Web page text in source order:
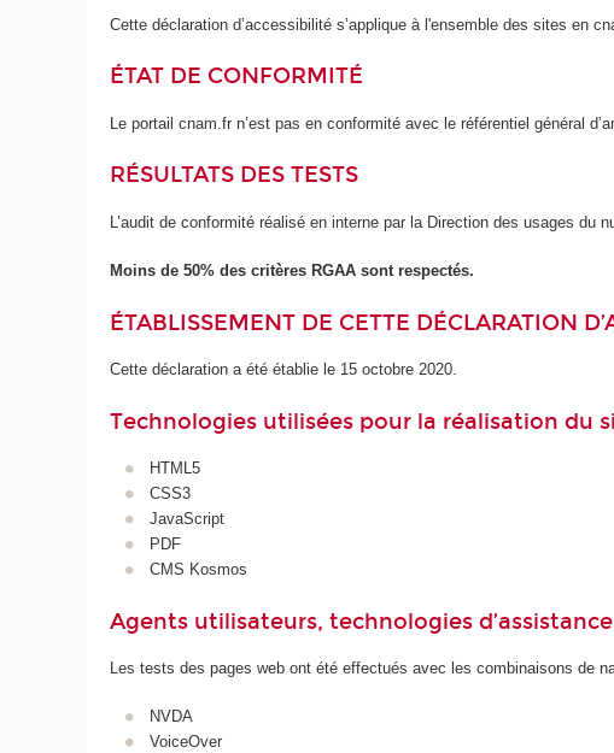
Cette déclaration d’accessibilité s’applique à l'ensemble des sites en
ÉTAT DE CONFORMITÉ
Le portail cnam.fr n’est pas en conformité avec le référentiel général
RÉSULTATS DES TESTS
L’audit de conformité réalisé en interne par la Direction des usages du
Moins de 50% des critères RGAA sont respectés.
ÉTABLISSEMENT DE CETTE DÉCLARATION
Cette déclaration a été établie le 15 octobre 2020.
Technologies utilisées pour la réalisation du
HTML5
CSS3
JavaScript
PDF
CMS Kosmos
Agents utilisateurs, technologies
Les tests des pages web ont été effectués avec les combinaisons de
NVDA
VoiceOver